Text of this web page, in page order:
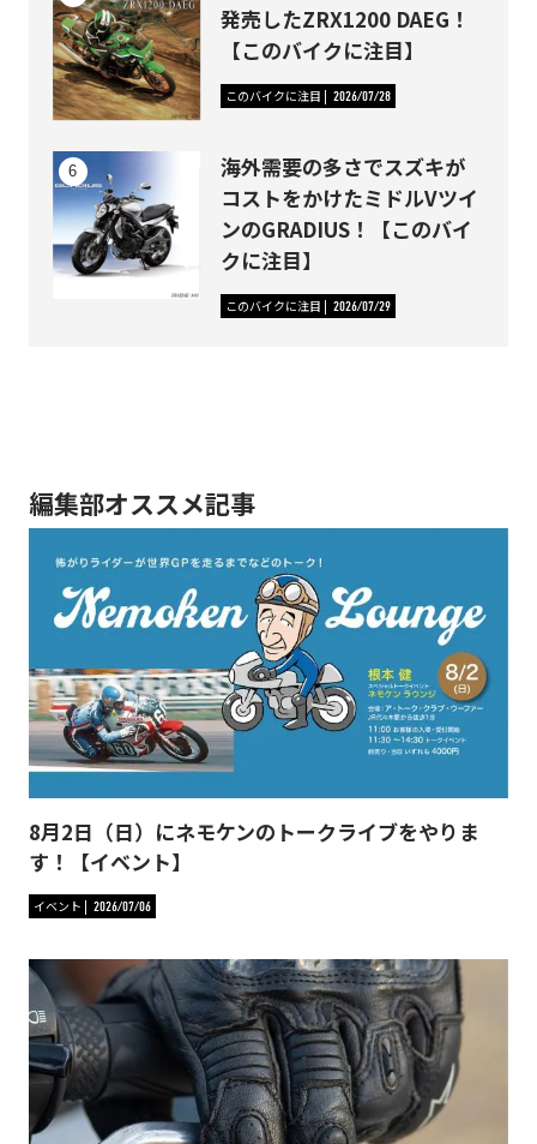
発売したZRX1200 DAEG！
【このバイクに注目】
このバイクに注目 2026/07/28
海外需要の多さでスズキが
コストをかけたミドルVツイ
ンのGRADIUS！【このバイ
クに注目】
このバイクに注目 2026/07/29
編集部オススメ記事
8月2日（日）にネモケンのトークライブをやりま
す！【イベント】
イベント 2026/07/06